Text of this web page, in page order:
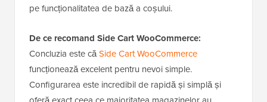
pe funcționalitatea de bază a coșului.
De ce recomand Side Cart WooCommerce:
Concluzia este căSide Cart WooCommerce
funcționează excelent pentru nevoi simple.
Configurarea este incredibil de rapidă și simplă și